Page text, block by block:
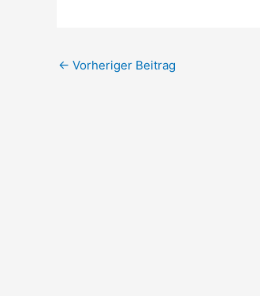
← Vorheriger Beitrag